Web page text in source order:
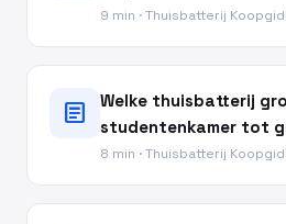
9 min · Thuisbatterij
article
Welke thuisbatterij
studentenkamer tot
8 min · Thuisbatterij